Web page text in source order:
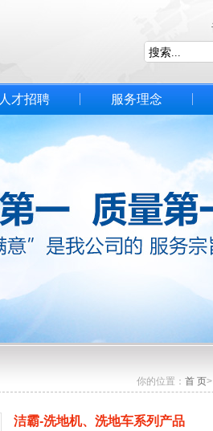
人才招聘 服务理念
你的位置： 首 页>
洁霸-洗地机、洗地车系列产品